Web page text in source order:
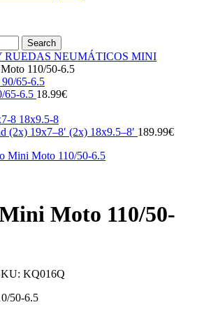
Search
RUEDAS NEUMÁTICOS MINI
110/50-6.5
65-6.5 18.99€
(2x) 19x7–8′ (2x) 18x9.5–8′ 189.99€
Moto 110/50-
KQ016Q
50-6.5